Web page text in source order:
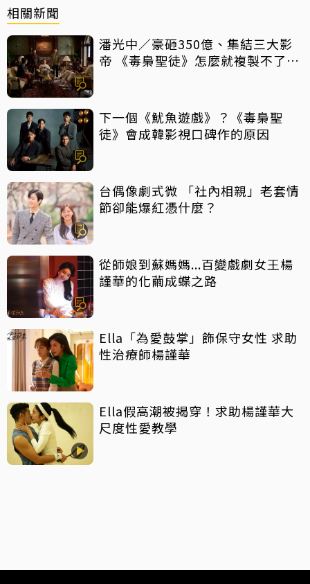
相關新聞
潘光中／豪砸350億、集結三大影
帝 《毒梟聖徒》怎麼就複製不了
下一個《魷魚遊戲》？《毒梟聖
徒》會成韓影視口碑作的原因
台偶像劇式微 「社內相親」老套情
節卻能爆紅憑什麼？
從師娘到蘇媽媽...百變戲劇女王楊
謹華的化繭成蝶之路
Ella「為愛鼓掌」飾保守女性 求助
性治療師楊謹華
Ella假高潮被揭穿！求助楊謹華大
尺度性愛教學